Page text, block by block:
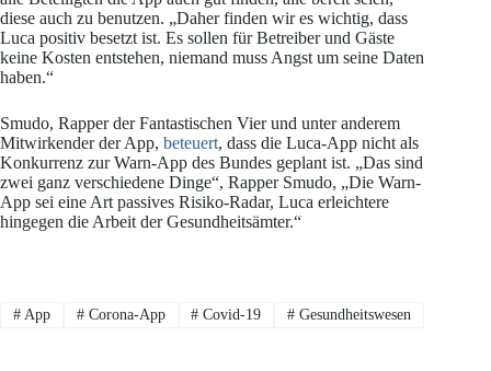
diese auch zu benutzen. „Daher finden wir es wichtig, dass
Luca positiv besetzt ist. Es sollen für Betreiber und Gäste
keine Kosten entstehen, niemand muss Angst um seine Daten
haben.“
Smudo, Rapper der Fantastischen Vier und unter anderem
Mitwirkender der App, beteuert, dass die Luca-App nicht als
Konkurrenz zur Warn-App des Bundes geplant ist. „Das sind
zwei ganz verschiedene Dinge“, Rapper Smudo, „Die Warn-
App sei eine Art passives Risiko-Radar, Luca erleichtere
hingegen die Arbeit der Gesundheitsämter.“
#App #Corona-App # Covid-19 # Gesundheitswesen